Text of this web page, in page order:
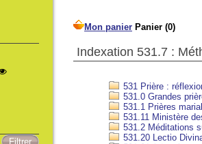
Indexation 531.7 :
531 Prière :
531.0 Grandes
531.1 Prières
531.11 Ministère
531.2 Méditations
531.20 Lectio